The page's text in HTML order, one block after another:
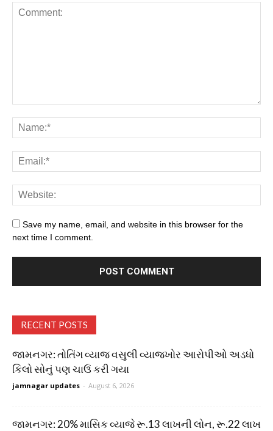
Save my name, email, and website in this browser for the
next time I comment.
RECENT POSTS
જામનગર: તોતિંગ વ્યાજ વસુલી વ્યાજખોર આરોપીઓ અડધો
કિલો સોનું પણ ચાઉં કરી ગયા
jamnagar updates - August 6, 2026
જામનગર: 20% માસિક વ્યાજે રૂ.13 લાખની લોન, રૂ.22 લાખ